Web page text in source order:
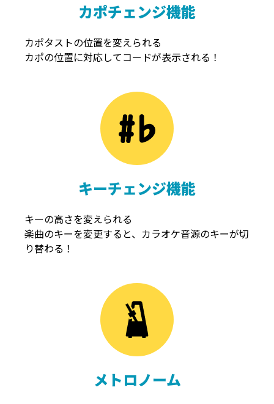
カポチェンジ機能
カポタストの位置を変えられる
カポの位置に対応してコードが表示される！
キーチェンジ機能
キーの高さを変えられる
楽曲のキーを変更すると、カラオケ音源のキーが切
り替わる！
メトロノーム